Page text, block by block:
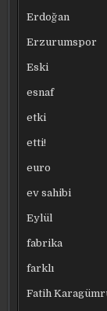
Erdoğan
Erzurumspor
Eski
esnaf
etki
etti!
euro
ev sahibi
Eylül
fabrika
farklı
Fatih